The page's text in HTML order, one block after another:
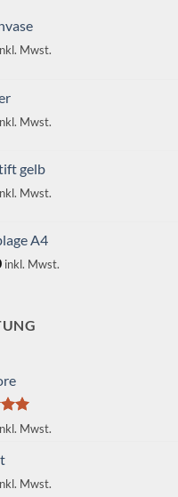
Mwst.
Mwst.
gelb
Mwst.
A4
inkl. Mwst.
Mwst.
Mwst.